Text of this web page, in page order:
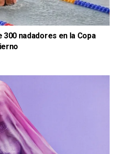
300 nadadores en la Copa